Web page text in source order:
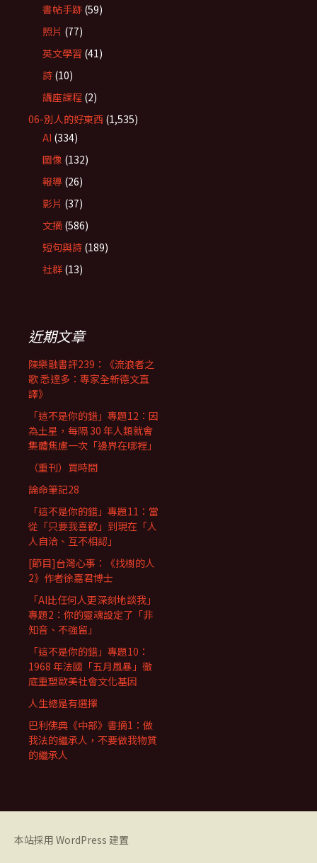
書帖手跡 (59)
照片 (77)
英文學習 (41)
詩 (10)
講座課程 (2)
06-別人的好東西 (1,535)
AI (334)
圖像 (132)
報導 (26)
影片 (37)
文摘 (586)
短句與詩 (189)
社群 (13)
近期文章
陳樂融書評239：《流浪者之
歌 悉達多：專家全新德文直
譯》
「這不是你的錯」專題12：因
為土星，每隔 30 年人類就會
集體焦慮一次「邊界在哪裡」
（重刊）買時間
論命筆記28
「這不是你的錯」專題11：當
從「只要我喜歡」到現在「人
人自洽、互不相認」
[節目]台灣心事：《找樹的人
2》作者徐嘉君博士
「AI比任何人更深刻地談我」
專題2：你的靈魂設定了「非
知音、不強留」
「這不是你的錯」專題10：
1968 年法國「五月風暴」徹
底重塑歐美社會文化基因
人生總是有選擇
巴利佛典《中部》書摘1：做
我法的繼承人，不要做我物質
的繼承人
本站採用 WordPress 建置